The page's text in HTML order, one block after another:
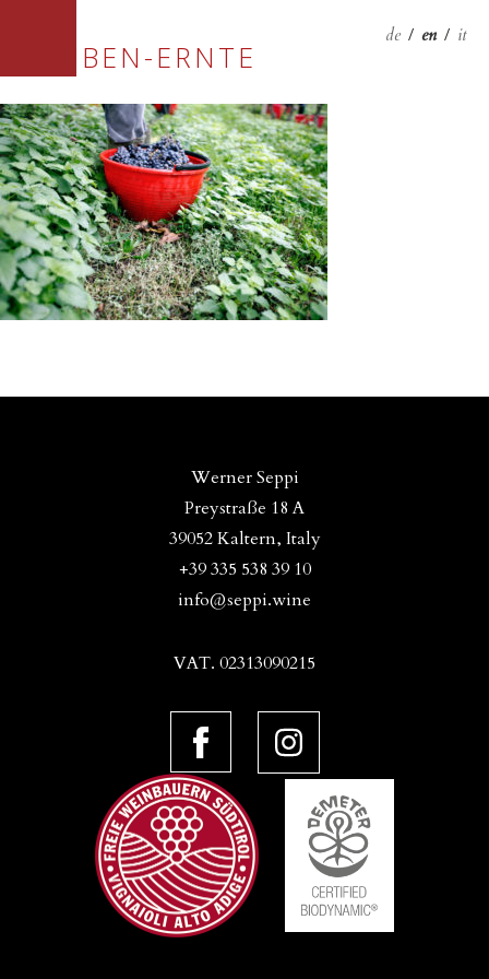
de / en / it
TRAUBEN-ERNTE
Werner Seppi
Preystraße 18 A
39052 Kaltern, Italy
+39 335 538 39 10
info@seppi.wine
VAT. 02313090215